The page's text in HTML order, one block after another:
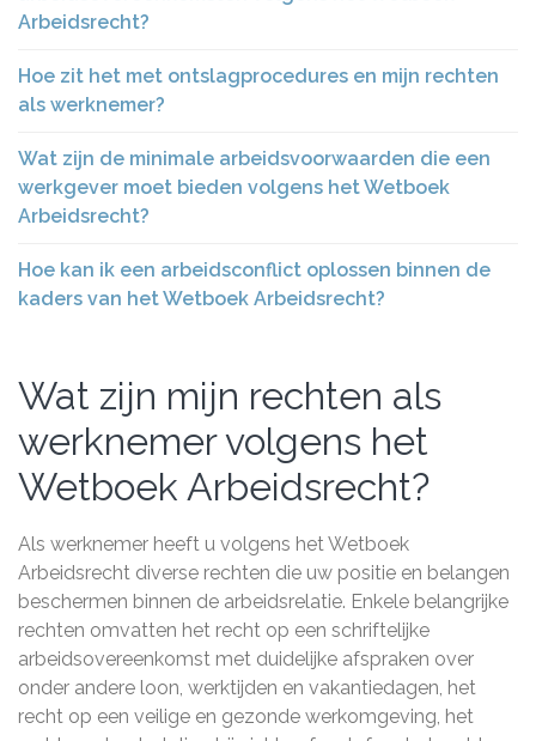
Arbeidsrecht?
Hoe zit het met ontslagprocedures en mijn rechten
als werknemer?
Wat zijn de minimale arbeidsvoorwaarden die een
werkgever moet bieden volgens het Wetboek
Arbeidsrecht?
Hoe kan ik een arbeidsconflict oplossen binnen de
kaders van het Wetboek Arbeidsrecht?
Wat zijn mijn rechten als
werknemer volgens het
Wetboek Arbeidsrecht?
Als werknemer heeft u volgens het Wetboek
Arbeidsrecht diverse rechten die uw positie en belangen
beschermen binnen de arbeidsrelatie. Enkele belangrijke
rechten omvatten het recht op een schriftelijke
arbeidsovereenkomst met duidelijke afspraken over
onder andere loon, werktijden en vakantiedagen, het
recht op een veilige en gezonde werkomgeving, het